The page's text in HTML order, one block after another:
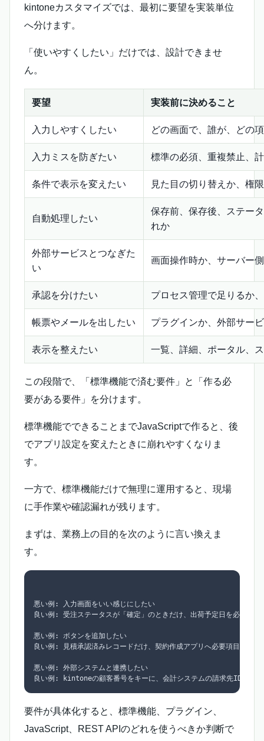
kintoneカスタマイズでは、最初に要望を実装単位
へ分けます。
「使いやすくしたい」だけでは、設計できませ
ん。
要望 実装前に決めること
入力しやすくしたい どの画面で、誰が、どの
入力ミスを防ぎたい 標準の必須、重複禁止、
条件で表示を変えたい 見た目の切り替えか、権
自動処理したい
保存前、保存後、ステー
れか
外部サービスとつなぎた
い
画面操作時か、サーバー
承認を分けたい プロセス管理で足りるか
帳票やメールを出したい プラグインか、外部サー
表示を整えたい 一覧、詳細、ポータル、
この段階で、「標準機能で済む要件」と「作る必
要がある要件」を分けます。
標準機能でできることまでJavaScriptで作ると、後
でアプリ設定を変えたときに崩れやすくなりま
す。
一方で、標準機能だけで無理に運用すると、現場
に手作業や確認漏れが残ります。
まずは、業務上の目的を次のように言い換えま
す。
悪い例: 入力画面をいい感じにしたい
良い例: 受注ステータスが「確定」のときだけ、出荷予定日を必須にし
悪い例: ボタンを追加したい
良い例: 見積承認済みレコードだけ、契約作成アプリへ必要項目を引き
悪い例: 外部システムと連携したい
要件が具体化すると、標準機能、プラグイン、
JavaScript、REST APIのどれを使うべきか判断で